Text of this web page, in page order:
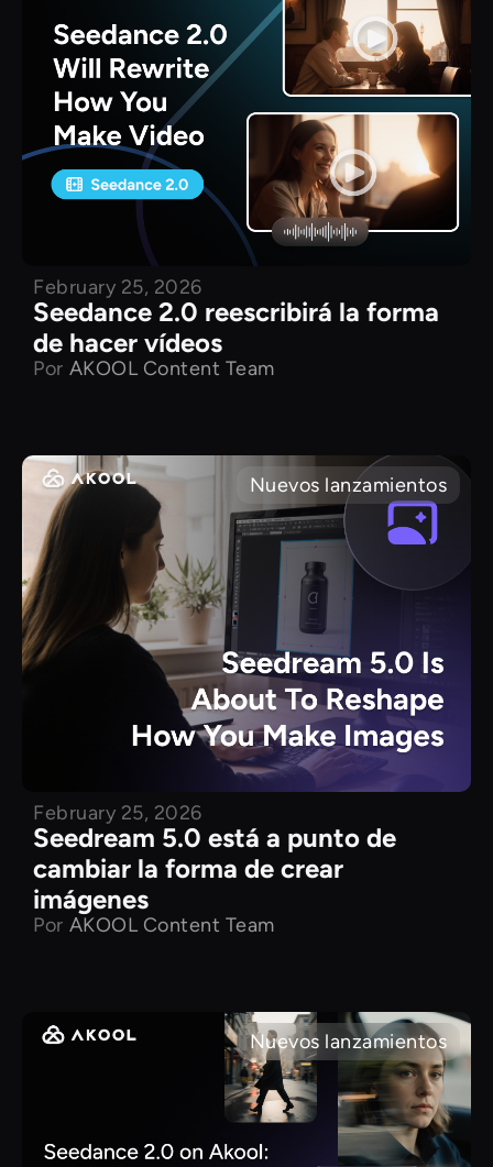
February 25, 2026
Seedance 2.0 reescribirá la forma
de hacer vídeos
Por AKOOL Content Team
Nuevos lanzamientos
February 25, 2026
Seedream 5.0 está a punto de
cambiar la forma de crear
imágenes
Por AKOOL Content Team
Nuevos lanzamientos